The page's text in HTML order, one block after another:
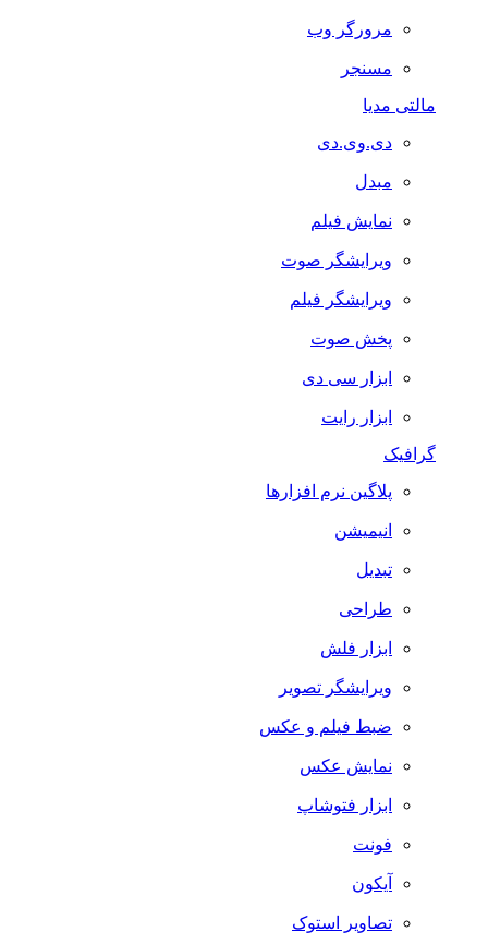
مرورگر وب
مسنجر
مالتی مدیا
دی.وی.دی
مبدل
نمایش فیلم
ویرایشگر صوت
ویرایشگر فیلم
پخش صوت
ابزار سی دی
ابزار رایت
گرافیک
پلاگین نرم افزارها
انیمیشن
تبدیل
طراحی
ابزار فلش
ویرایشگر تصویر
ضبط فيلم و عكس
نمایش عکس
ابزار فتوشاپ
فونت
آیکون
تصاویر استوک